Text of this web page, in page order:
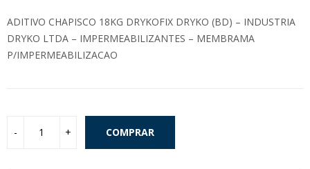
ADITIVO CHAPISCO 18KG DRYKOFIX DRYKO (BD) – INDUSTRIA
DRYKO LTDA – IMPERMEABILIZANTES – MEMBRAMA
P/IMPERMEABILIZACAO
COMPRAR